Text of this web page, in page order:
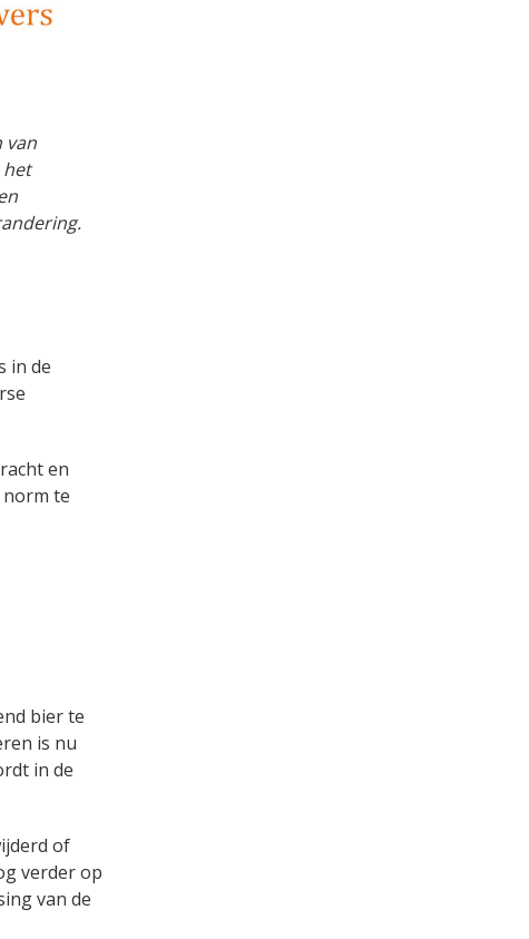
van
in de
en
te
bier te
is nu
in de
of
verder op
van de